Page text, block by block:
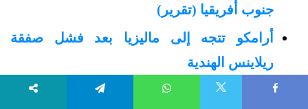
جنوب أفريقيا (تقرير)
أرامكو تتجه إلى ماليزيا بعد فشل صفقة
ريلاينس الهندية
الطبقات الفقيرة في أوروبا تدفع ضريبة